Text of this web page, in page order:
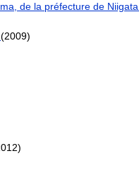
de la préfecture de Niigata
(2009)